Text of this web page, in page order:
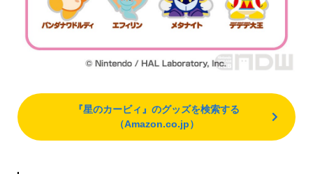
『星のカービィ』のグッズを検索する
（Amazon.co.jp）